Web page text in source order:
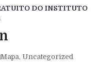
DO INSTITUTO
Mapa, Uncategorized